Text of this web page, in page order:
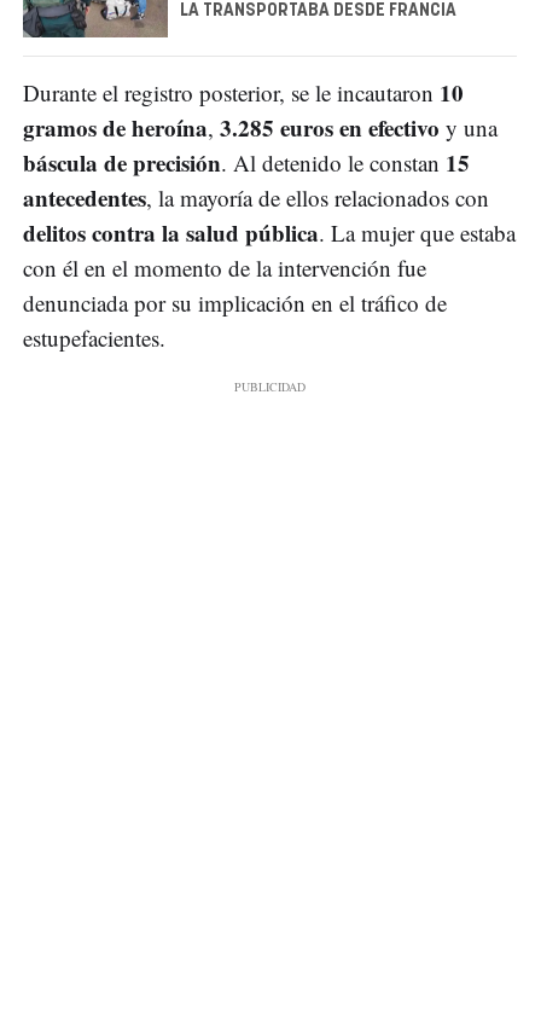
LA TRANSPORTABA DESDE FRANCIA
Durante el registro posterior, se le incautaron 10
gramos de heroína, 3.285 euros en efectivo y una
báscula de precisión. Al detenido le constan 15
antecedentes, la mayoría de ellos relacionados con
delitos contra la salud pública. La mujer que estaba
con él en el momento de la intervención fue
denunciada por su implicación en el tráfico de
estupefacientes.